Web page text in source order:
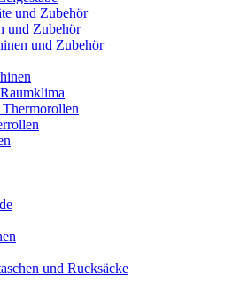
und Zubehör
und Zubehör
und Zubehör
und Rucksäcke